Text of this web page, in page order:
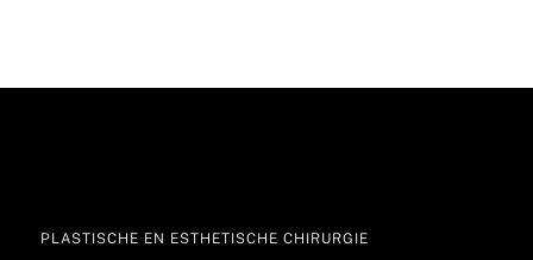
PLASTISCHE EN ESTHETISCHE CHIRURGIE